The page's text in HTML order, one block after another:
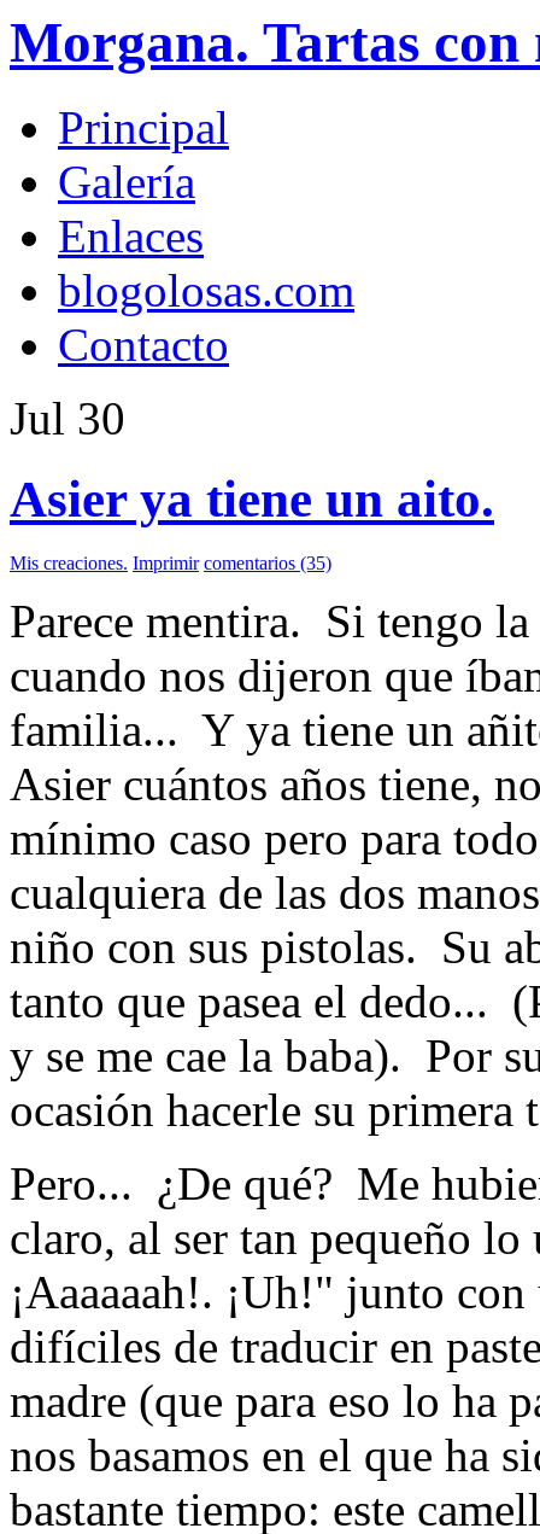
Morgana. Tartas con
Principal
Galería
Enlaces
blogolosas.com
Contacto
Jul 30
Asier ya tiene un aito.
Mis creaciones. Imprimir comentarios (35)
Parece mentira. Si tengo
cuando nos dijeron que
familia... Y ya tiene un
Asier cuántos años tiene,
mínimo caso pero para
cualquiera de las dos
niño con sus pistolas. Su
tanto que pasea el dedo...
y se me cae la baba). Por
ocasión hacerle su primera
Pero... ¿De qué? Me
claro, al ser tan pequeño
¡Aaaaaah!. ¡Uh!" junto
difíciles de traducir en
madre (que para eso lo ha
nos basamos en el que ha
bastante tiempo: este